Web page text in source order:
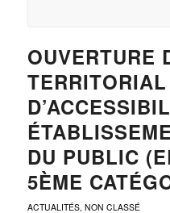
OUVERTURE
TERRITORIAL
DU PUBLIC
5ÈME
ACTUALITÉS, NON CLASSÉ